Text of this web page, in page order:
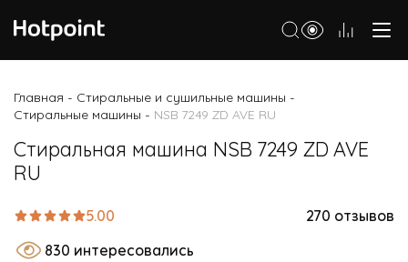
Морозильные камеры
Стиральные и сушильные машины
Варочные панели
Главная - Стиральные и сушильные машины -
Стиральные машины - NSB 7249 ZD AVE RU
Стиральная машина NSB 7249 ZD AVE
RU
5.00
270 отзывов
830 интересовались